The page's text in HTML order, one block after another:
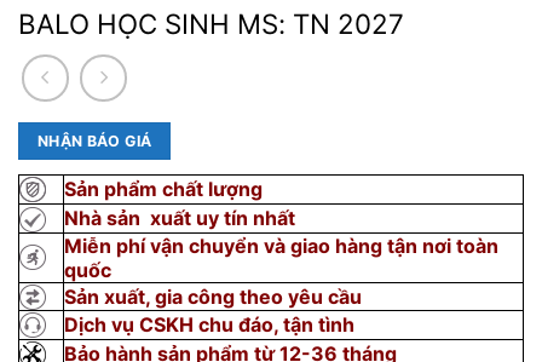
BALO HỌC SINH MS: TN 2027
NHẬN BÁO GIÁ
Sản phẩm chất lượng
Nhà sản xuất uy tín nhất
Miễn phí vận chuyển và giao hàng tận nơi toàn
quốc
Sản xuất, gia công theo yêu cầu
Dịch vụ CSKH chu đáo, tận tình
Bảo hành sản phẩm từ 12-36 tháng